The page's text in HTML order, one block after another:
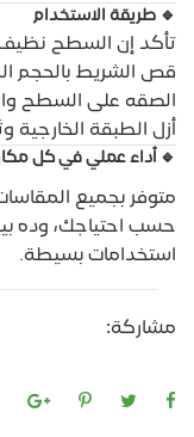
🔹 طريقة الاستخدام
تأكد إن السطح
قص الشريط بالحجم
الصقه على السطح
أزل الطبقة الخارجية
🔹 أداء عملي في كل
متوفر بجميع
حسب احتياجك، وده
استخدامات بسيطة.
مشاركة: